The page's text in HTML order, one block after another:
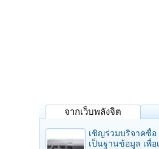
จากเว็บพลังจิต
เชิญร่วมบริจาคซื้อ
เป็นฐานข้อมูล เพื่อ